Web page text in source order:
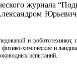
журнала
Александром
и робототехники;
химические и
испытаний.